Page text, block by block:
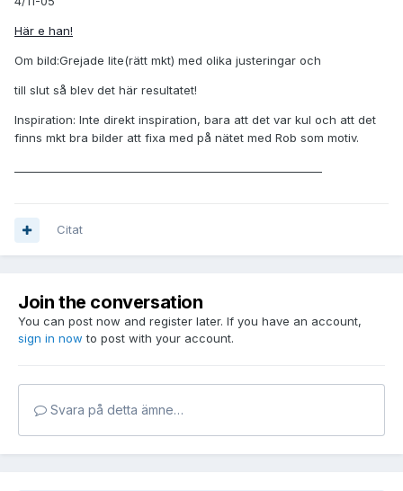
Här e han!
Om bild:Grejade lite(rätt mkt) med olika justeringar och
till slut så blev det här resultatet!
Inspiration: Inte direkt inspiration, bara att det var kul och att det
finns mkt bra bilder att fixa med på nätet med Rob som motiv.
Citat
Join the conversation
You can post now and register later. If you have an account,
sign in now to post with your account.
Svara på detta ämne…